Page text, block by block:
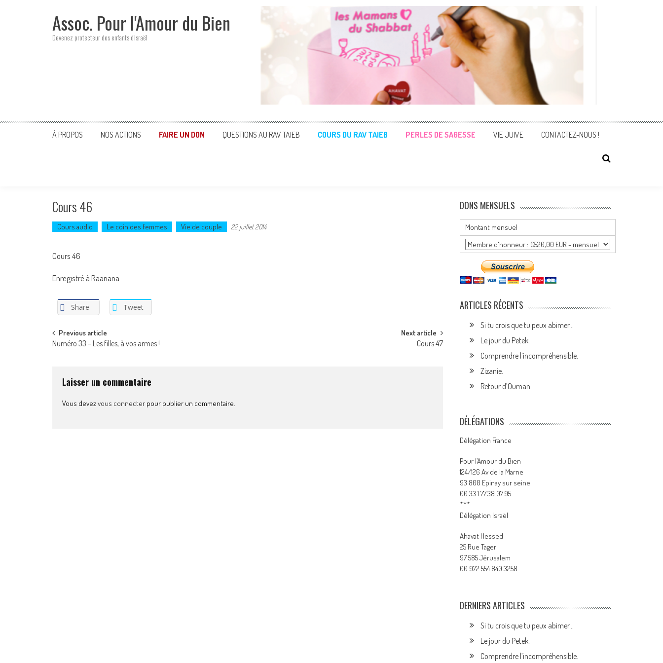
Assoc. Pour l'Amour du Bien
Devenez protecteur des enfants d'Israël
À PROPOS NOS ACTIONS FAIRE UN DON QUESTIONS AU RAV TAIEB COURS DU RAV TAIEB PERLES DE SAGESSE VIE JUIVE CONTACTEZ-NOUS !
Cours 46
Cours audio Le coin des femmes Vie de couple 22 juillet 2014
Cours 46
Enregistré à Raanana
Share Tweet
Post
Previous article
Numéro 33 – Les filles, à vos armes !
Next article
Cours 47
Laisser un commentaire
Vous devezvous connecter pour publier un commentaire.
DONS MENSUELS
Montant mensuel
ARTICLES RÉCENTS
Si tu crois que tu peux abimer…
Le jour du Petek.
Comprendre l’incompréhensible.
Zizanie.
Retour d’Ouman.
DÉLÉGATIONS
Délégation France
Pour l’Amour du Bien
124/126 Av de la Marne
93 800 Epinay sur seine
00.33.1.77.38.07.95
***
Délégation Israël
Ahavat Hessed
25 Rue Tager
97 585 Jérusalem
00.972.554.840.3258
DERNIERS ARTICLES
Si tu crois que tu peux abimer…
Le jour du Petek.
Comprendre l’incompréhensible.